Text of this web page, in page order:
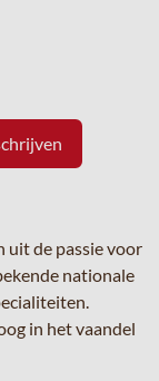
uit de passie voor
nationale
in het vaandel